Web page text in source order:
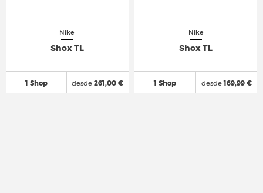
Nike
Shox TL
1 Shop desde 261,00 €
Nike
Shox TL
1 Shop desde169,99 €